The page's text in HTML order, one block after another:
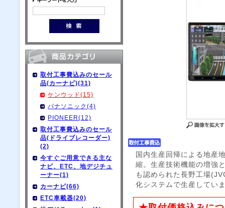
取付工事費込みのセール
品(カーナビ)(31)
ケンウッド(15)
パナソニック(4)
PIONEER(12)
取付工事費込みのセール
品(ドライブレコーダー)
(2)
今すぐご用意できる主な
ナビ、ETC、地デジチュ
ーナー(1)
カーナビ(66)
ETC車載器(20)
国内生産回帰による地産
縮。生産技術機能の増強
も認められた長野工場
化システムで生産してい